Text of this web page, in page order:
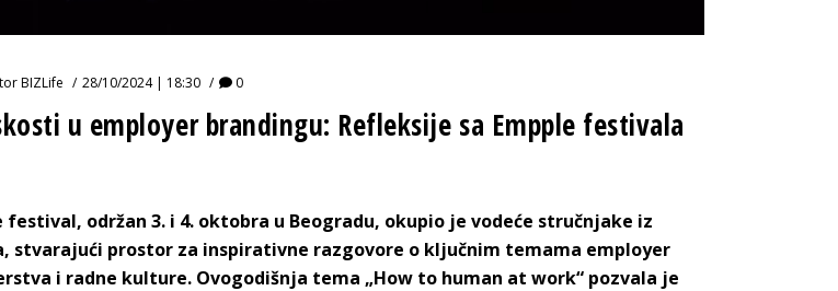
BIZLife 28/10/2024 | 18:30 0
u employer brandingu: Refleksije sa Empple festivala
festival, održan 3. i 4. oktobra u Beogradu, okupio je vodeće stručnjake iz
stvarajući prostor za inspirativne razgovore o ključnim temama employer
i radne kulture. Ovogodišnja tema „How to human at work“ pozvala je